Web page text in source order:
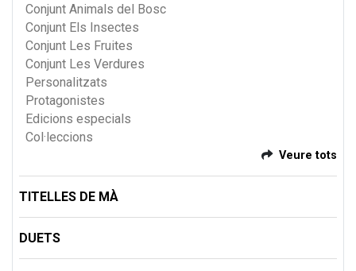
Conjunt Animals del Bosc
Conjunt Els Insectes
Conjunt Les Fruites
Conjunt Les Verdures
Personalitzats
Protagonistes
Edicions especials
Col·leccions
Veure tots
TITELLES DE MÀ
DUETS